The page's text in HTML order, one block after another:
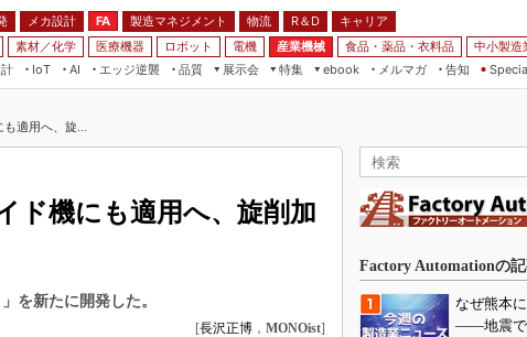
メカ設計 FA 製造マネジメント 物流 R＆D
キャリア
素材／化学 医療機器 ロボット 電機 産業機械 食品・薬品・衣料品
中小製造
IoT
AI
エッジ逆襲 品質
展示会
JIMTOF
IIFES
TECHNO-FRONTIER
特集
つながるクルマ
VR／AR
フィールドサービス
組み込み画像技術
ebook
FA
モビリティ
メルマガ
告知
適用へ、旋...
ド機にも適用へ、旋削加
を新たに開発した。
[長沢正博 ， MONOist]
Factory Automationの
なぜ熊本
――地震で